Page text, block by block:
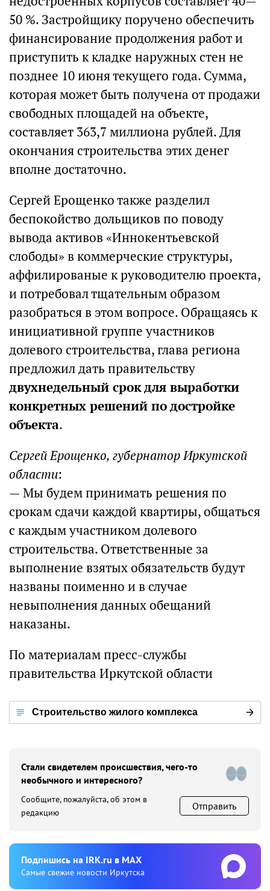
50 %. Застройщику поручено обеспечить
финансирование продолжения работ и
приступить к кладке наружных стен не
позднее 10 июня текущего года. Сумма,
которая может быть получена от продажи
свободных площадей на объекте,
составляет 363,7 миллиона рублей. Для
окончания строительства этих денег
вполне достаточно.
Сергей Ерощенко также разделил
беспокойство дольщиков по поводу
вывода активов «Иннокентьевской
слободы» в коммерческие структуры,
аффилированые к руководителю проекта,
и потребовал тщательным образом
разобраться в этом вопросе. Обращаясь к
инициативной группе участников
долевого строительства, глава региона
предложил дать правительству
двухнедельный срок для выработки
конкретных решений по достройке
объекта.
Сергей Ерощенко, губернатор Иркутской
области:
— Мы будем принимать решения по
срокам сдачи каждой квартиры, общаться
с каждым участником долевого
строительства. Ответственные за
выполнение взятых обязательств будут
названы поименно и в случае
невыполнения данных обещаний
наказаны.
По материалам пресс-службы
правительства Иркутской области
Строительство жилого комплекса
Стали свидетелем происшествия, чего-то
необычного и интересного?
Сообщите, пожалуйста, об этом в
редакцию
Отправить
Подпишиcь на IRK.ru в MAX
Cамые свежие новости Иркутска